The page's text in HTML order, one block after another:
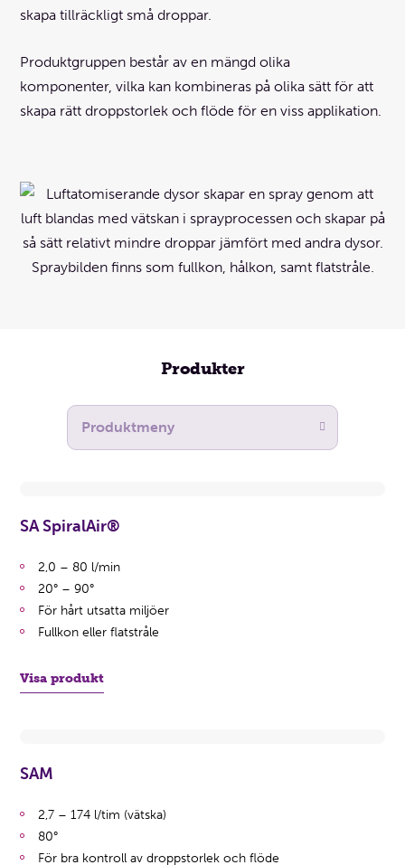
skapa tillräckligt små droppar.
Produktgruppen består av en mängd olika
komponenter, vilka kan kombineras på olika sätt för att
skapa rätt droppstorlek och flöde för en viss applikation.
Produkter
SA SpiralAir®
2,0 – 80 l/min
20° – 90°
För hårt utsatta miljöer
Fullkon eller flatstråle
Visa produkt
SAM
2,7 – 174 l/tim (vätska)
80°
För bra kontroll av droppstorlek och flöde